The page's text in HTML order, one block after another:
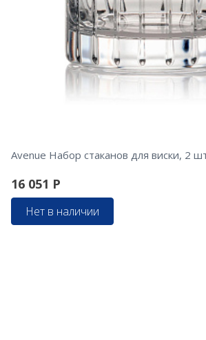
Avenue Набор стаканов для виски, 2
16 051 Р
Нет в наличии